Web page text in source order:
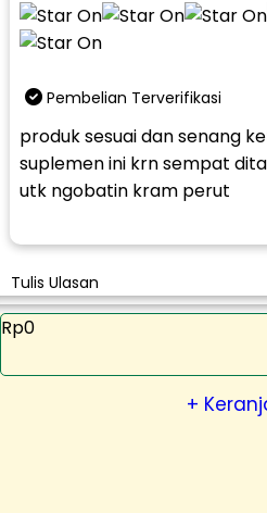
Pembelian Terverifikasi
produk sesuai dan senang
suplemen ini krn sempat
utk ngobatin kram perut
Tulis Ulasan
Rp0
+